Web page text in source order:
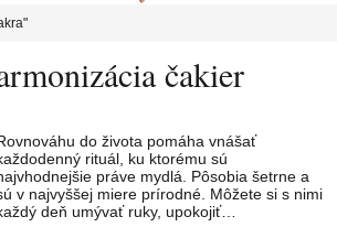
čakier
do života pomáha vnášať
rituál, ku ktorému sú
práve mydlá. Pôsobia šetrne a
v najvyššej miere prírodné. Môžete si s nimi
deň umývať ruky, upokojiť…